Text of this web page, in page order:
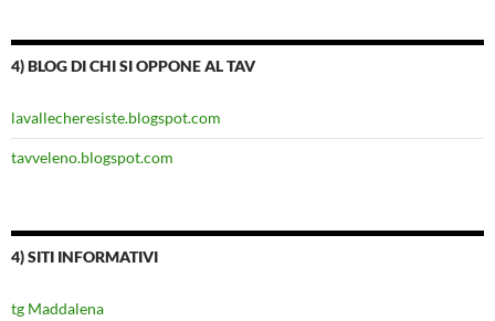
4) BLOG DI CHI SI OPPONE AL TAV
lavallecheresiste.blogspot.com
tavveleno.blogspot.com
4) SITI INFORMATIVI
tg Maddalena